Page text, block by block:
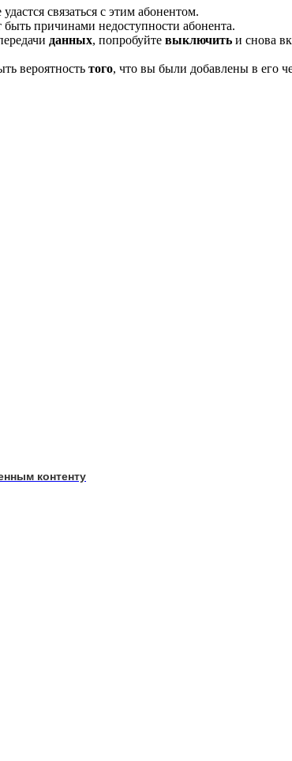
связаться с этим абонентом.
причинами недоступности абонента.
данных, попробуйте выключить и снова
вероятность того, что вы были добавлены в его
контенту